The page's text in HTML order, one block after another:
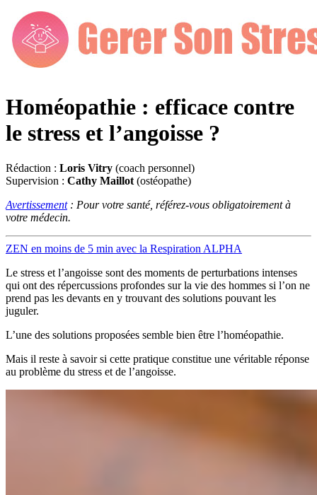
Homéopathie : efficace contre
le stress et l’angoisse ?
Rédaction : Loris Vitry (coach personnel)
Supervision : Cathy Maillot (ostéopathe)
Avertissement: Pour votre santé, référez-vous obligatoirement à
votre médecin.
ZEN en moins de 5 min avec la Respiration ALPHA
Le stress et l’angoisse sont des moments de perturbations intenses
qui ont des répercussions profondes sur la vie des hommes si l’on ne
prend pas les devants en y trouvant des solutions pouvant les
juguler.
L’une des solutions proposées semble bien être l’homéopathie.
Mais il reste à savoir si cette pratique constitue une véritable réponse
au problème du stress et de l’angoisse.